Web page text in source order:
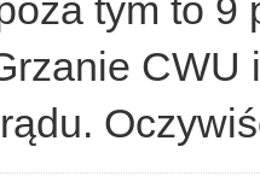
tym to 9
CWU